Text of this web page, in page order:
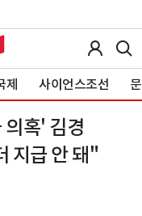
제 사이언스조선
의혹' 김경
지급 안 돼"